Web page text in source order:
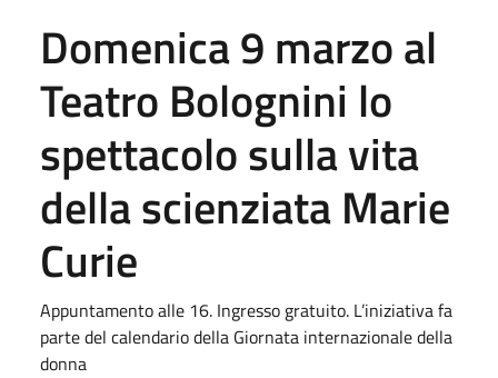
Domenica 9 marzo al
Teatro Bolognini lo
spettacolo sulla vita
della scienziata Marie
Curie
Appuntamento alle 16. Ingresso gratuito. L’iniziativa fa
parte del calendario della Giornata internazionale della
donna